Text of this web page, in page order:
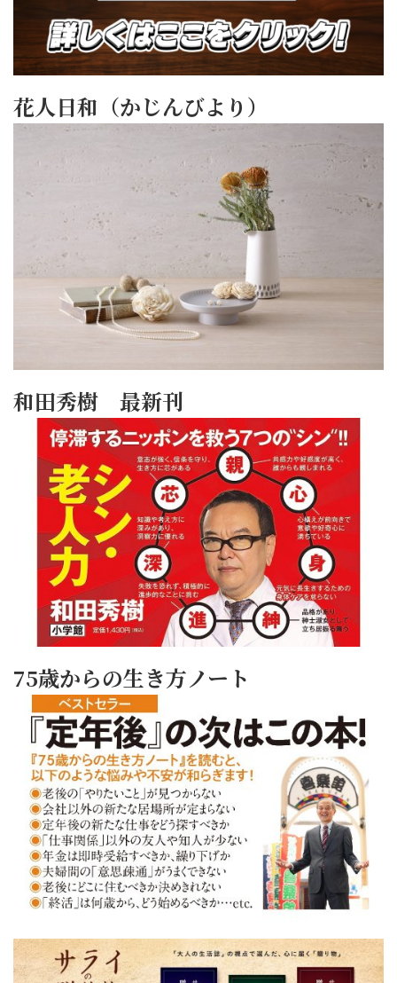
花人日和（かじんびより）
和田秀樹 最新刊
75歳からの生き方ノート